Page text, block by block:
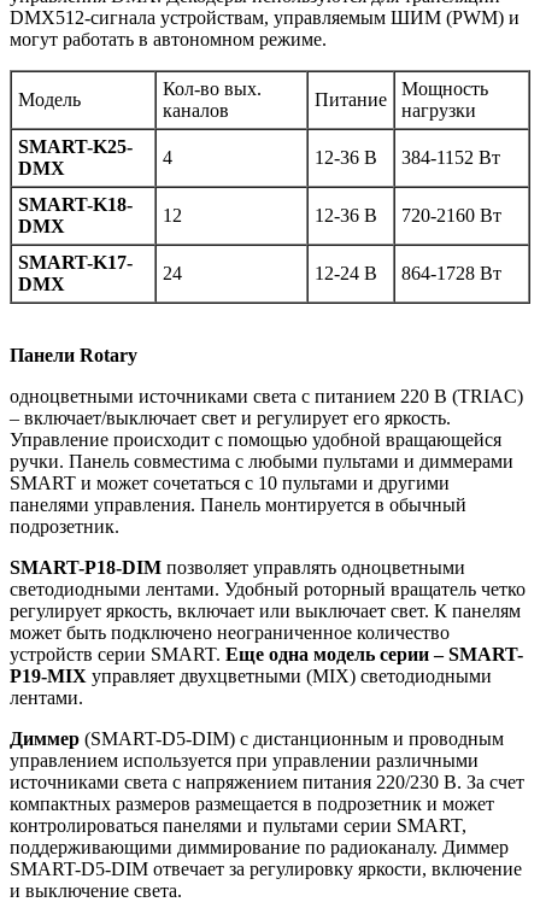
DMX512-сигнала устройствам, управляемым ШИМ (PWM) и
могут работать в автономном режиме.
Модель
Кол-во вых.
каналов
Питание
Мощность
нагрузки
SMART-K25-
DMX
4 12-36 В 384-1152 Вт
SMART-K18-
DMX
12 12-36 В 720-2160 Вт
SMART-K17-
DMX
24 12-24 В 864-1728 Вт
Панели Rotary
одноцветными источниками света с питанием 220 В (TRIAC)
– включает/выключает свет и регулирует его яркость.
Управление происходит с помощью удобной вращающейся
ручки. Панель совместима с любыми пультами и диммерами
SMART и может сочетаться с 10 пультами и другими
панелями управления. Панель монтируется в обычный
подрозетник.
SMART-P18-DIM позволяет управлять одноцветными
светодиодными лентами. Удобный роторный вращатель четко
регулирует яркость, включает или выключает свет. К панелям
может быть подключено неограниченное количество
устройств серии SMART. Еще одна модель серии – SMART-
P19-MIX управляет двухцветными (MIX) светодиодными
лентами.
Диммер (SMART-D5-DIM) с дистанционным и проводным
управлением используется при управлении различными
источниками света с напряжением питания 220/230 В. За счет
компактных размеров размещается в подрозетник и может
контролироваться панелями и пультами серии SMART,
поддерживающими диммирование по радиоканалу. Диммер
SMART-D5-DIM отвечает за регулировку яркости, включение
и выключение света.